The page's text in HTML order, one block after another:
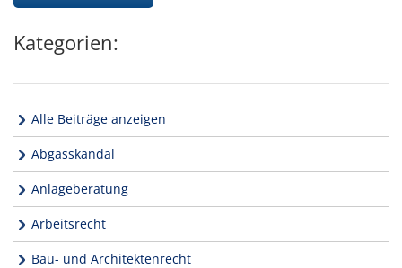
Kategorien:
Alle Beiträge anzeigen
Abgasskandal
Anlageberatung
Arbeitsrecht
Bau- und Architektenrecht